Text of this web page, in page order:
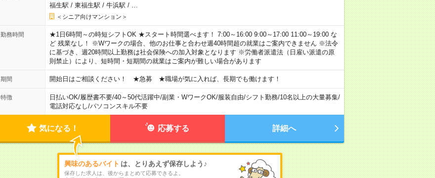
福生駅 / 東福生駅 / 牛浜駅 /
＜シニア向けマンション＞
勤務時間
★1日6時間～の時短シフトOK ★スタート時間選べます！ 7:00～16:00 9:00～17:00 11:00～19:00 な
ど 残業なし！ ※Wワークの場合、他のお仕事と合わせ週40時間超の就業はご案内できません ※法令
に基づき、週20時間以上勤務は社会保険への加入対象となります ※労働者派遣法（日雇い派遣の原
則禁止）により、短時間・短期間の就業はご案内が難しい場合があります
期間 開始日はご相談ください！ ★急募 ★職場が気に入れば、長期でも働けます！
特徴 日払いOK/履歴書不要/40～50代活躍中/副業・WワークOK/服装自由/シフト勤務/10名以上の大量募集/
電話対応なし/パソコンスキル不要
気になる！ 応募する 詳細へ
興味のあるバイト は、とりあえず保存しよう♪
保存した求人は、後からまとめて応募できるよ。